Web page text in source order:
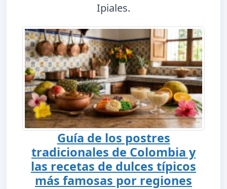
Ipiales.
Guía de los postres
tradicionales de Colombia y
las recetas de dulces típicos
más famosas por regiones